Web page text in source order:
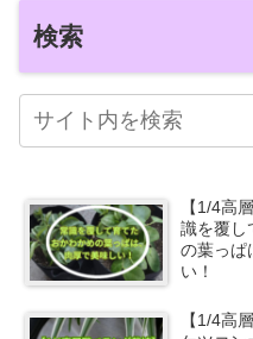
検索
【1/4高
識を覆し
の葉っぱ
い！
【1/4高